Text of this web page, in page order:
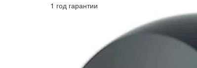
1 год гарантии